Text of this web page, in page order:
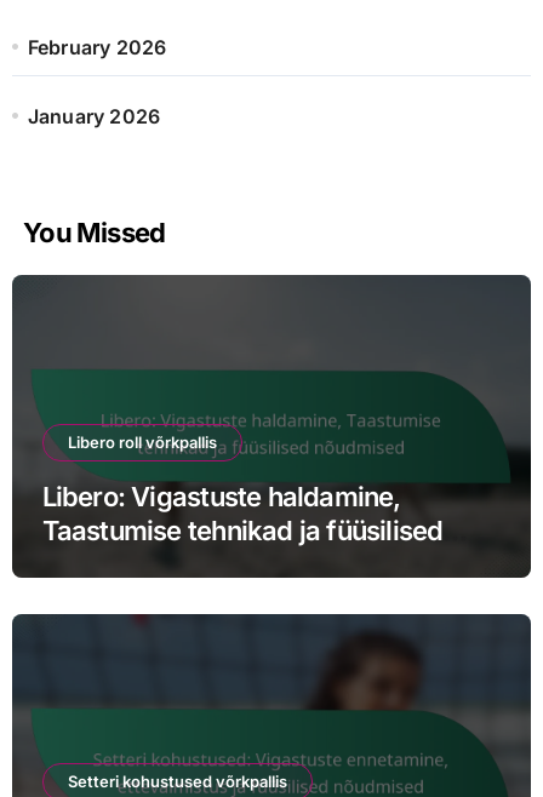
February 2026
January 2026
You Missed
Libero roll võrkpallis
Libero: Vigastuste haldamine,
Taastumise tehnikad ja füüsilised
nõudmised
Setteri kohustused võrkpallis